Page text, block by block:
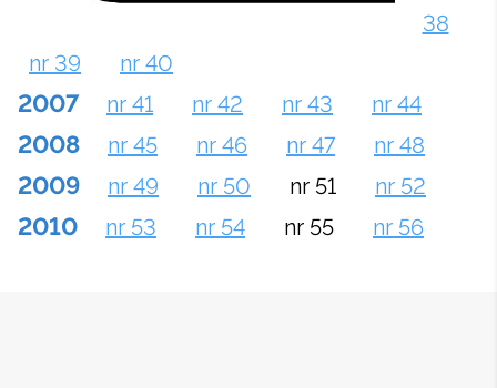
38
nr 39
nr 40
2007 nr 41 nr 42 nr 43 nr 44
2008 nr 45 nr 46 nr 47 nr 48
2009 nr 49 nr 50 nr 51 nr 52
2010 nr 53 nr 54 nr 55 nr 56